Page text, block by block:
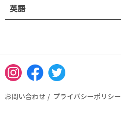
英語
InstagramFacebookTwitter
お問い合わせ プライバシーポリシー